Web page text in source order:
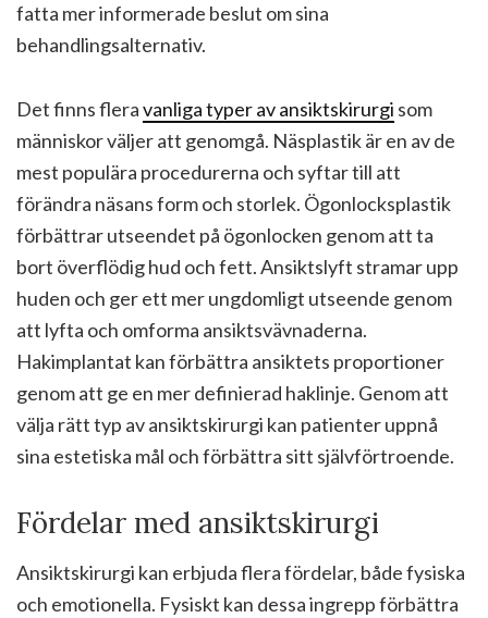
fatta mer informerade beslut om sina
behandlingsalternativ.
Det finns fleravanliga typer av ansiktskirurgi som
människor väljer att genomgå. Näsplastik är en av de
mest populära procedurerna och syftar till att
förändra näsans form och storlek. Ögonlocksplastik
förbättrar utseendet på ögonlocken genom att ta
bort överflödig hud och fett. Ansiktslyft stramar upp
huden och ger ett mer ungdomligt utseende genom
att lyfta och omforma ansiktsvävnaderna.
Hakimplantat kan förbättra ansiktets proportioner
genom att ge en mer definierad haklinje. Genom att
välja rätt typ av ansiktskirurgi kan patienter uppnå
sina estetiska mål och förbättra sitt självförtroende.
Fördelar med ansiktskirurgi
Ansiktskirurgi kan erbjuda flera fördelar, både fysiska
och emotionella. Fysiskt kan dessa ingrepp förbättra